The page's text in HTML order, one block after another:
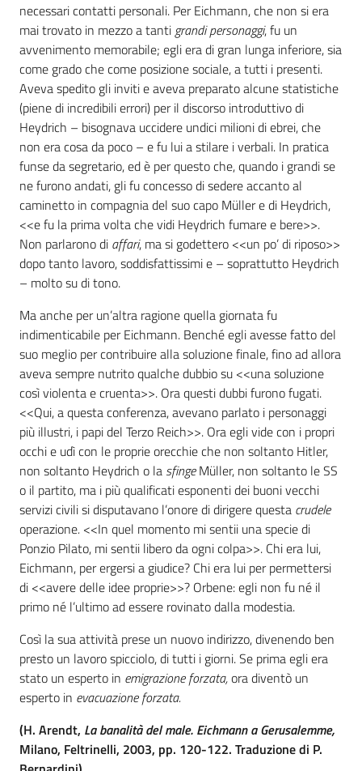
necessari contatti personali. Per Eichmann, che non si era
mai trovato in mezzo a tantigrandi personaggi, fu un
avvenimento memorabile; egli era di gran lunga inferiore, sia
come grado che come posizione sociale, a tutti i presenti.
Aveva spedito gli inviti e aveva preparato alcune statistiche
(piene di incredibili errori) per il discorso introduttivo di
Heydrich – bisognava uccidere undici milioni di ebrei, che
non era cosa da poco – e fu lui a stilare i verbali. In pratica
funse da segretario, ed è per questo che, quando i grandi se
ne furono andati, gli fu concesso di sedere accanto al
caminetto in compagnia del suo capo Müller e di Heydrich,
<<e fu la prima volta che vidi Heydrich fumare e bere>>.
Non parlarono di affari, ma si godettero <<un po’ di riposo>>
dopo tanto lavoro, soddisfattissimi e – soprattutto Heydrich
– molto su di tono.
Ma anche per un’altra ragione quella giornata fu
indimenticabile per Eichmann. Benché egli avesse fatto del
suo meglio per contribuire alla soluzione finale, fino ad allora
aveva sempre nutrito qualche dubbio su <<una soluzione
così violenta e cruenta>>. Ora questi dubbi furono fugati.
<<Qui, a questa conferenza, avevano parlato i personaggi
più illustri, i papi del Terzo Reich>>. Ora egli vide con i propri
occhi e udì con le proprie orecchie che non soltanto Hitler,
non soltanto Heydrich o la sfingeMüller, non soltanto le SS
o il partito, ma i più qualificati esponenti dei buoni vecchi
servizi civili si disputavano l’onore di dirigere questa crudele
operazione. <<In quel momento mi sentii una specie di
Ponzio Pilato, mi sentii libero da ogni colpa>>. Chi era lui,
Eichmann, per ergersi a giudice? Chi era lui per permettersi
di <<avere delle idee proprie>>? Orbene: egli non fu né il
primo né l’ultimo ad essere rovinato dalla modestia.
Così la sua attività prese un nuovo indirizzo, divenendo ben
presto un lavoro spicciolo, di tutti i giorni. Se prima egli era
stato un esperto in emigrazione forzata,ora diventò un
esperto in evacuazione forzata.
(H. Arendt, La banalità del male. Eichmann a Gerusalemme,
Milano, Feltrinelli, 2003, pp. 120-122. Traduzione di P.